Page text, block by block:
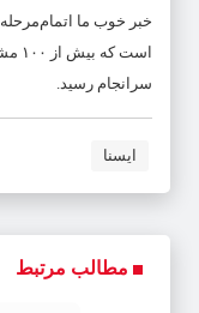
خبر خوب ما
سرانجام رسید.
ایسنا
مطالب مرتبط